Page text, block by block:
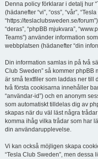
Denna policy förklarar i detalj hur
(hädanefter “vi”, “oss”, “vår”,
“https://teslaclubsweden.se/
“deras”, “phpBB mjukvara”,
Teams”) använder information
webbplatsen (hädanefter “din
Din information samlas in på två
Club Sweden” så kommer phpBB
är små textfiler som laddas ner till
två första cookisarna innehåller
“användar-id”) och en anonym
som automatiskt tilldelas dig av
skapas när du väl läst några
komma ihåg vilka trådar som har
din användarupplevelse.
Vi kan också möjligen skapa
“Tesla Club Sweden”, men